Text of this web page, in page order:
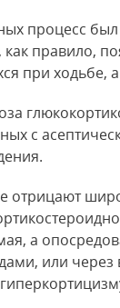
процесс
как правило,
при ходьбе,
с
отрицают
а
или